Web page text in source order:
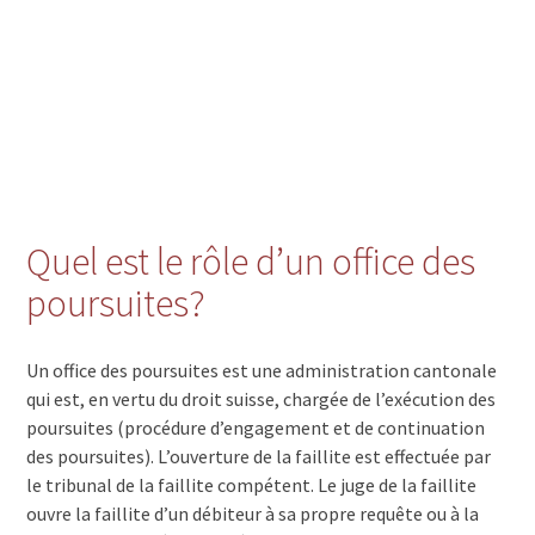
Quel est le rôle d’un office des
poursuites?
Un office des poursuites est une administration cantonale
qui est, en vertu du droit suisse, chargée de l’exécution des
poursuites (procédure d’engagement et de continuation
des poursuites). L’ouverture de la faillite est effectuée par
le tribunal de la faillite compétent. Le juge de la faillite
ouvre la faillite d’un débiteur à sa propre requête ou à la